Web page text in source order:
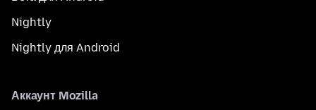
Nightly
Nightly для Android
Аккаунт Mozilla